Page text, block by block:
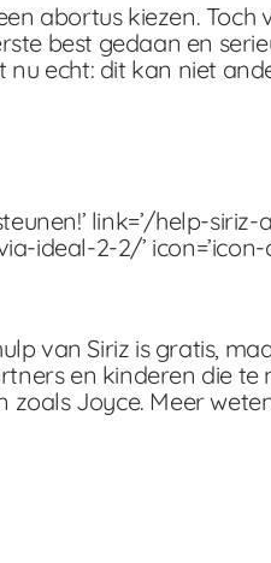
abortus kiezen. Toch
best gedaan en
echt: dit kan niet
link=’/help-
ideal-2-2/’
van Siriz is gratis,
en kinderen die te
Joyce. Meer